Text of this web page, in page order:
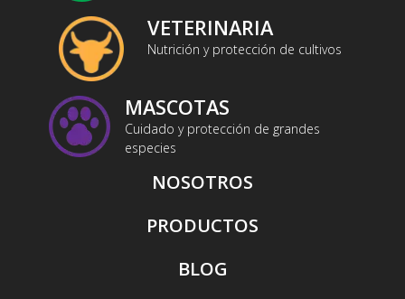
VETERINARIA
Nutrición y protección de cultivos
MASCOTAS
Cuidado y protección de grandes
especies
NOSOTROS
PRODUCTOS
BLOG